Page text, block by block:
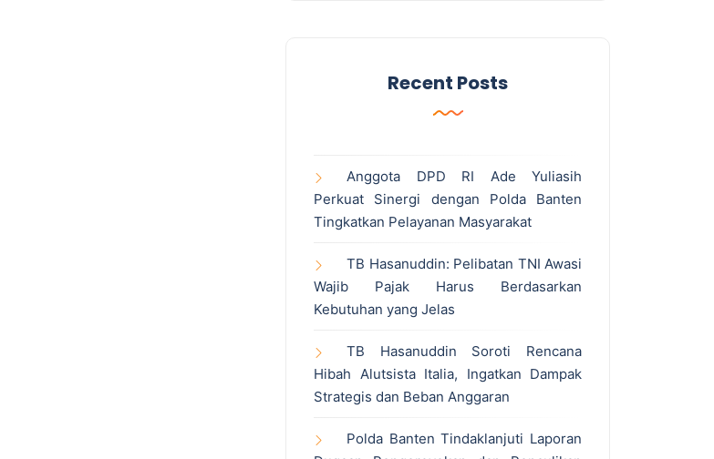
Recent Posts
Anggota DPD RI Ade Yuliasih
Perkuat Sinergi dengan Polda Banten
Tingkatkan Pelayanan Masyarakat
TB Hasanuddin: Pelibatan TNI Awasi
Wajib Pajak Harus Berdasarkan
Kebutuhan yang Jelas
TB Hasanuddin Soroti Rencana
Hibah Alutsista Italia, Ingatkan Dampak
Strategis dan Beban Anggaran
Polda Banten Tindaklanjuti Laporan